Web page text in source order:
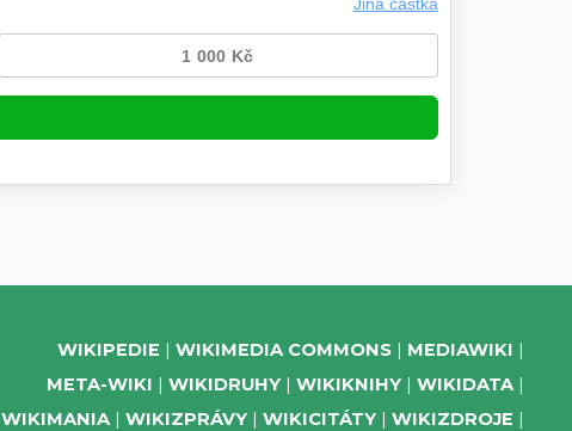
WIKIPEDIE WIKIMEDIA COMMONS
MEDIAWIKI
META-WIKI
WIKIDRUHY WIKIKNIHY
WIKIDATA
WIKIMANIA
WIKIZPRÁVY WIKICITÁTY
WIKIZDROJE